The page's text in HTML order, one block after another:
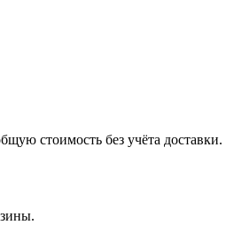
стоимость без учёта доставки.